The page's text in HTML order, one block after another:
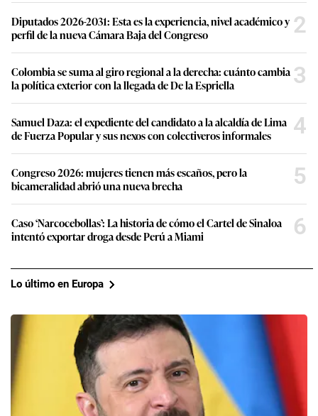
Diputados 2026-2031: Esta es la experiencia, nivel académico y
perfil de la nueva Cámara Baja del Congreso
2
Colombia se suma al giro regional a la derecha: cuánto cambia
la política exterior con la llegada de De la Espriella
3
Samuel Daza: el expediente del candidato a la alcaldía de Lima
de Fuerza Popular y sus nexos con colectiveros informales
4
Congreso 2026: mujeres tienen más escaños, pero la
bicameralidad abrió una nueva brecha
5
Caso ‘Narcocebollas’: La historia de cómo el Cartel de Sinaloa
intentó exportar droga desde Perú a Miami
6
Lo último en Europa